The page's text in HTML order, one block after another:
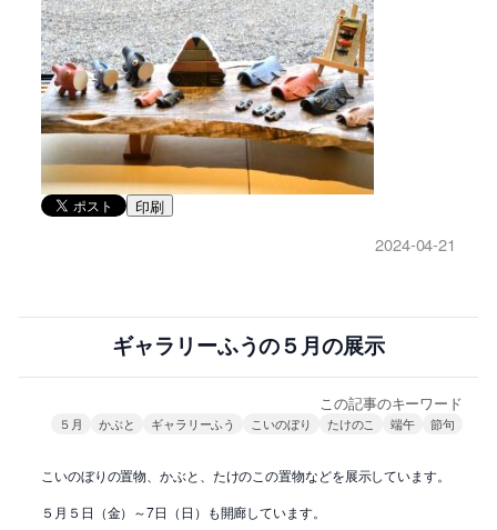
印刷
2024-04-21
ギャラリーふうの５月の展示
この記事のキーワード
５月 かぶと ギャラリーふう こいのぼり たけのこ 端午 節句
こいのぼりの置物、かぶと、たけのこの置物などを展示しています。
５月５日（金）～7日（日）も開廊しています。